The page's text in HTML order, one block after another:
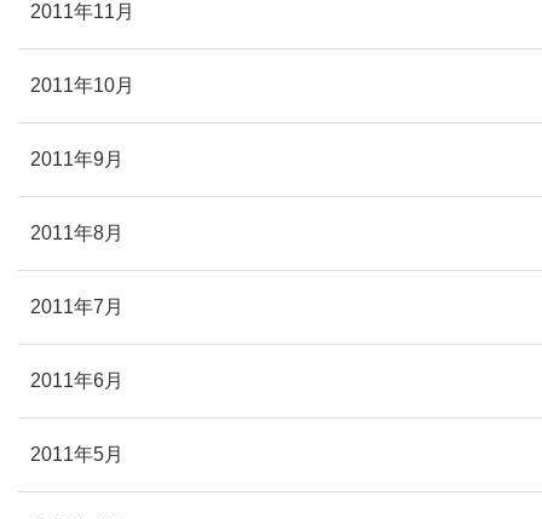
2011年11月
2011年10月
2011年9月
2011年8月
2011年7月
2011年6月
2011年5月